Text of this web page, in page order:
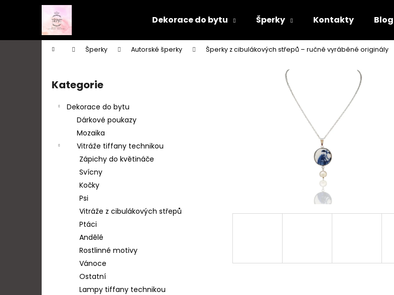
Dekorace do bytu Šperky Kontakty Blog
Domů Šperky Autorské šperky Šperky z cibulákových střepů – ručně vyráběné originály
Přeskočit
kategorie
Kategorie
Dekorace do bytu
Dárkové poukazy
Mozaika
Vitráže tiffany technikou
Zápichy do květináče
Svícny
Kočky
Psi
Vitráže z cibulákových střepů
Ptáci
Andělé
Rostlinné motivy
Vánoce
Ostatní
Lampy tiffany technikou
í
Zpět
do
Zpět
do
Co potřebujete najít?
Doporučujeme
2 900 Kč